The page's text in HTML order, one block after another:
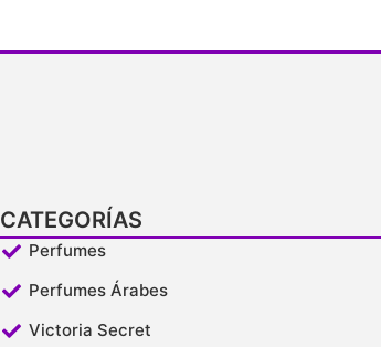
CATEGORÍAS
Perfumes
Perfumes Árabes
Victoria Secret